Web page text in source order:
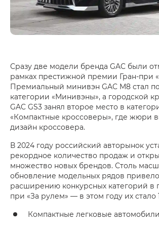
Сразу две модели бренда GAC были
рамках престижной премии Гран-при
Премиальный минивэн GAC M8 стал
категории «Минивэны», а городской
GAC GS3 занял второе место в
«Компактные кроссоверы», где жюри
дизайн кроссовера.
В 2024 году российский авторынок
рекордное количество продаж и
множество новых брендов. Столь
обновление модельных рядов
расширению конкурсных категорий в
при «За рулем» — в этом году их стало
Компактные легковые автомобили